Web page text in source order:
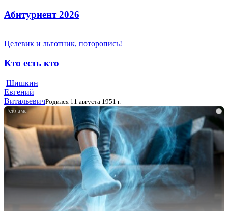
Абитуриент 2026
Целевик и льготник, поторопись!
Кто есть кто
Шишкин
Евгений
ВитальевичРодился 11 августа 1951 г.
i